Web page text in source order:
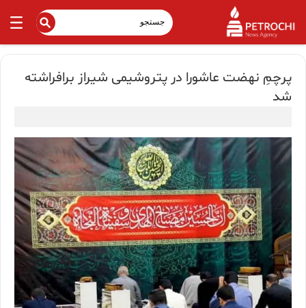
پرچمِ نهضت عاشورا در پتروشیمی شیراز برافراشته
شد